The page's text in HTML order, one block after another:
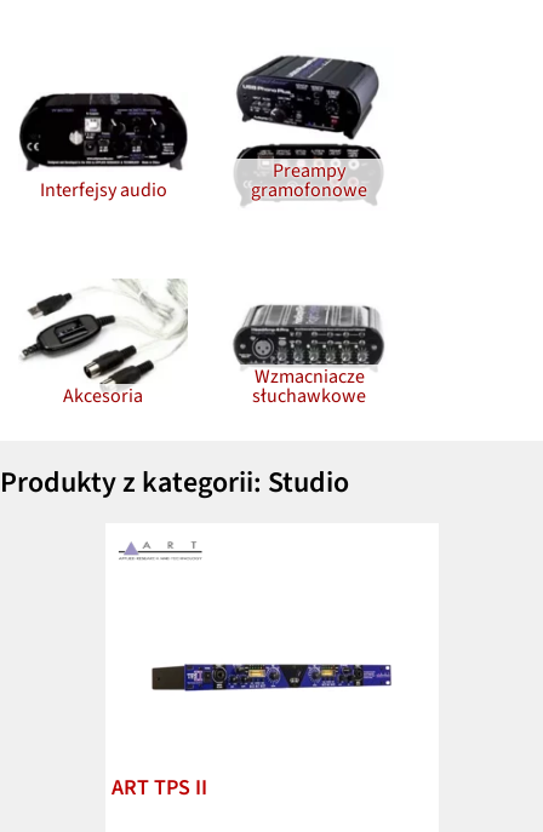
Interfejsy audio
Preampy
gramofonowe
Akcesoria
Wzmacniacze
słuchawkowe
Produkty z kategorii: Studio
ART TPS II